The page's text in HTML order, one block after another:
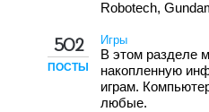
Robotech,
502
ПОСТЫ
Игры
В этом разделе
накопленную
играм.
любые.